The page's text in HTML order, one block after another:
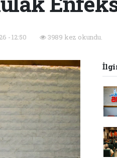
- 12:50 3989 kez okundu.